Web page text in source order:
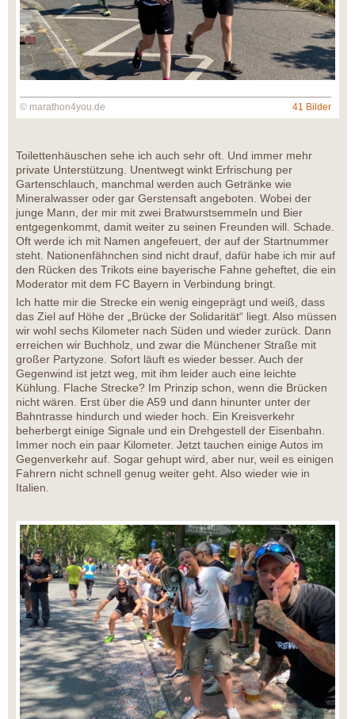
© marathon4you.de 41 Bilder
Toilettenhäuschen sehe ich auch sehr oft. Und immer mehr
private Unterstützung. Unentwegt winkt Erfrischung per
Gartenschlauch, manchmal werden auch Getränke wie
Mineralwasser oder gar Gerstensaft angeboten. Wobei der
junge Mann, der mir mit zwei Bratwurstsemmeln und Bier
entgegenkommt, damit weiter zu seinen Freunden will. Schade.
Oft werde ich mit Namen angefeuert, der auf der Startnummer
steht. Nationenfähnchen sind nicht drauf, dafür habe ich mir auf
den Rücken des Trikots eine bayerische Fahne geheftet, die ein
Moderator mit dem FC Bayern in Verbindung bringt.
Ich hatte mir die Strecke ein wenig eingeprägt und weiß, dass
das Ziel auf Höhe der „Brücke der Solidarität“ liegt. Also müssen
wir wohl sechs Kilometer nach Süden und wieder zurück. Dann
erreichen wir Buchholz, und zwar die Münchener Straße mit
großer Partyzone. Sofort läuft es wieder besser. Auch der
Gegenwind ist jetzt weg, mit ihm leider auch eine leichte
Kühlung. Flache Strecke? Im Prinzip schon, wenn die Brücken
nicht wären. Erst über die A59 und dann hinunter unter der
Bahntrasse hindurch und wieder hoch. Ein Kreisverkehr
beherbergt einige Signale und ein Drehgestell der Eisenbahn.
Immer noch ein paar Kilometer. Jetzt tauchen einige Autos im
Gegenverkehr auf. Sogar gehupt wird, aber nur, weil es einigen
Fahrern nicht schnell genug weiter geht. Also wieder wie in
Italien.